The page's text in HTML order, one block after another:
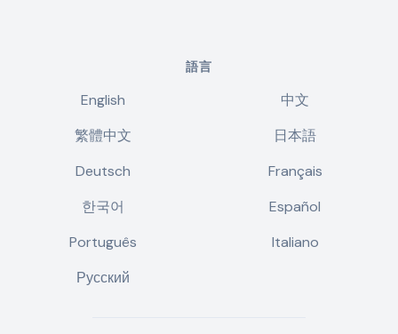
語言
English
中文
繁體中文
日本語
Deutsch
Français
한국어
Español
Português
Italiano
Русский